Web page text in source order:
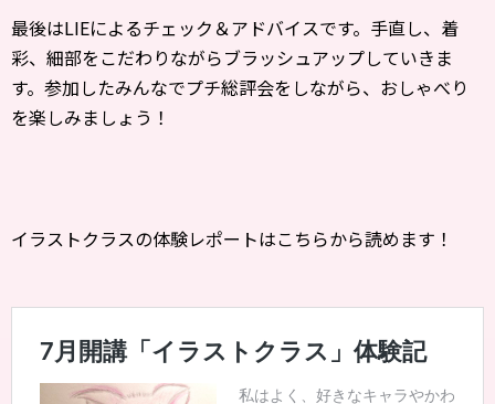
最後はLIEによるチェック＆アドバイスです。手直し、着
彩、細部をこだわりながらブラッシュアップしていきま
す。参加したみんなでプチ総評会をしながら、おしゃべり
を楽しみましょう！
イラストクラスの体験レポートはこちらから読めます！